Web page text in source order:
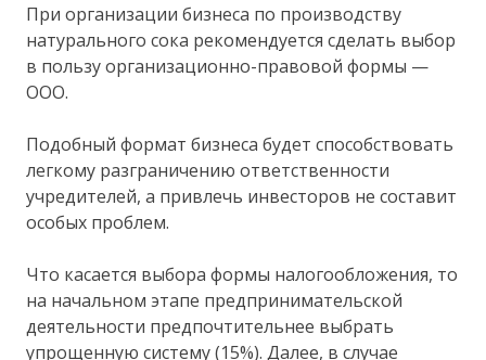
При организации бизнеса по производству
натурального сока рекомендуется сделать выбор
в пользу организационно-правовой формы —
ООО.
Подобный формат бизнеса будет способствовать
легкому разграничению ответственности
учредителей, а привлечь инвесторов не составит
особых проблем.
Что касается выбора формы налогообложения, то
на начальном этапе предпринимательской
деятельности предпочтительнее выбрать
упрощенную систему (15%). Далее, в случае